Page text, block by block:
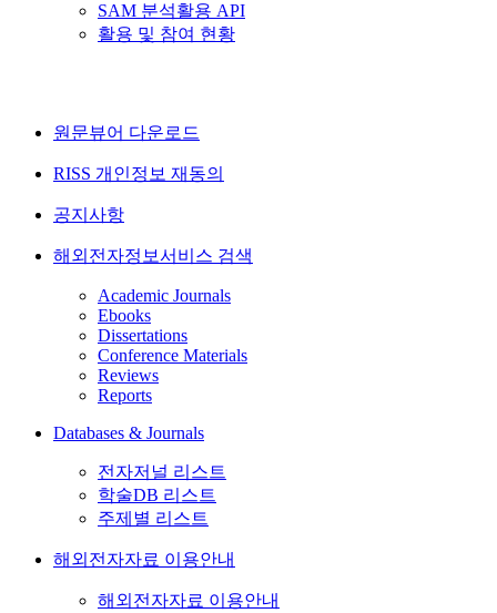
SAM 분석활용 API
활용 및 참여 현황
원문뷰어 다운로드
RISS 개인정보 재동의
공지사항
해외전자정보서비스 검색
Academic Journals
Ebooks
Dissertations
Conference Materials
Reviews
Reports
Databases & Journals
전자저널 리스트
학술DB 리스트
주제별 리스트
해외전자자료 이용안내
해외전자자료 이용안내